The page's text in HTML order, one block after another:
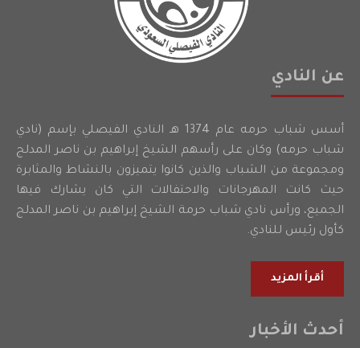
عن النادي
أسس شباب حرمه عام 1374 هـ النادي الفيصلي بإسم (نادي
شباب حرمه) وكان على رأسهم الشيخ إبراهيم بن ناصر المدلج
ومجموعة من الشباب والذين كانوا يتميزون بالنشاط والمثابرة
حيث كانت المهرجانات والاحتفالات التي كان يشارك فيها
الجميع، ورأس نادي شباب حرمة الشيخ إبراهيم بن ناصر المدلج
كأول رئيس للنادي.
أقرأ المزيد
أحدث الأخبار